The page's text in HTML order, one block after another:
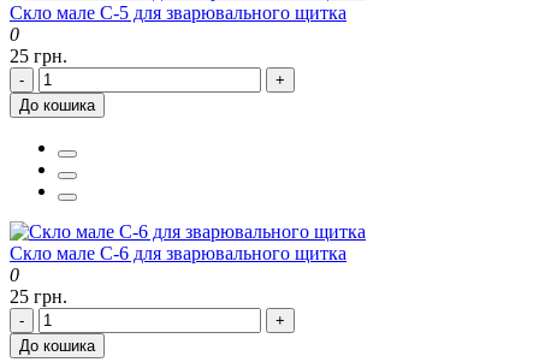
Скло мале С-5 для зварювального щитка
0
25 грн.
-
+
До кошика
Скло мале С-6 для зварювального щитка
0
25 грн.
-
+
До кошика